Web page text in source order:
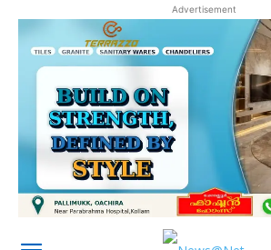
Advertisement